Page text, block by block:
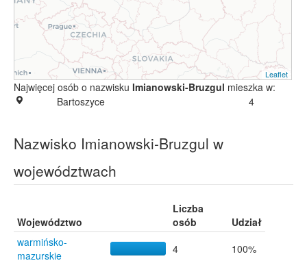
Leaflet
Najwięcej osób o nazwisku Imianowski-Bruzgul mieszka w:
Bartoszyce
4
Nazwisko Imianowski-Bruzgul w
województwach
Województwo
Liczba
osób
Udział
warmińsko-
mazurskie
4 100%